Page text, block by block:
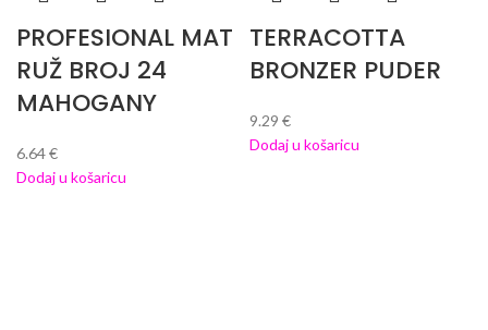
PROFESIONAL MAT
RUŽ BROJ 24
MAHOGANY
6.64€
Dodaj u košaricu
TERRACOTTA
BRONZER PUDER
9.29 €
Dodaj u košaricu